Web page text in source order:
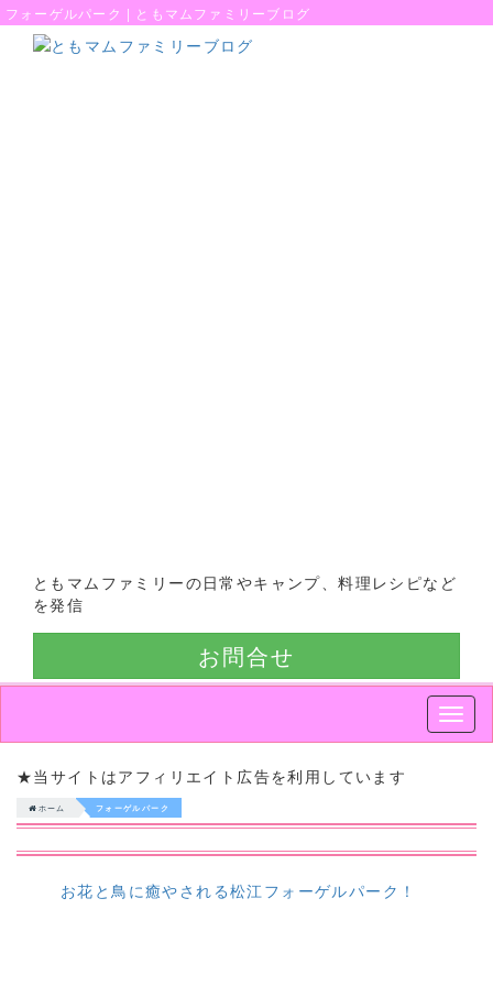
フォーゲルパーク | ともマムファミリーブログ
ともマムファミリーの日常やキャンプ、料理レシピなど
を発信
お問合せ
Nav
★当サイトはアフィリエイト広告を利用しています
ホーム フォーゲルパーク
お花と鳥に癒やされる松江フォーゲルパーク！